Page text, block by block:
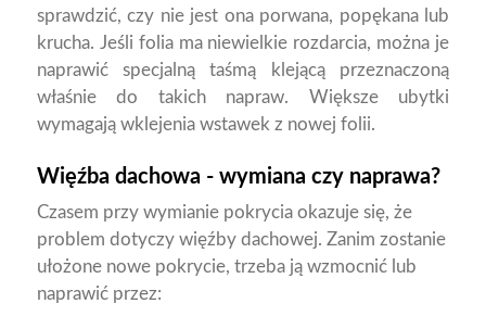
sprawdzić, czy nie jest ona porwana, popękana lub
krucha. Jeśli folia ma niewielkie rozdarcia, można je
naprawić specjalną taśmą klejącą przeznaczoną
właśnie do takich napraw. Większe ubytki
wymagają wklejenia wstawek z nowej folii.
Więźba dachowa - wymiana czy naprawa?
Czasem przy wymianie pokrycia okazuje się, że
problem dotyczy więźby dachowej. Zanim zostanie
ułożone nowe pokrycie, trzeba ją wzmocnić lub
naprawić przez: